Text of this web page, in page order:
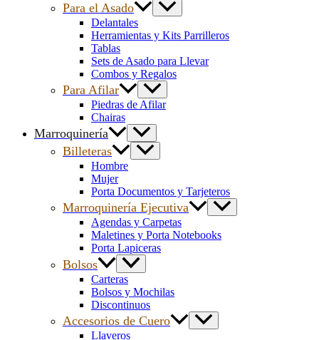
Para el Asado
Delantales
Herramientas y Kits Parrilleros
Tablas
Sets de Asado para Llevar
Combos y Regalos
Para Afilar
Piedras de Afilar
Chairas
Marroquinería
Billeteras
Hombre
Mujer
Porta Documentos y Tarjeteros
Marroquinería Ejecutiva
Agendas y Carpetas
Maletines y Porta Notebooks
Porta Lapiceras
Bolsos
Carteras
Bolsos y Mochilas
Discontinuos
Accesorios de Cuero
Llaveros